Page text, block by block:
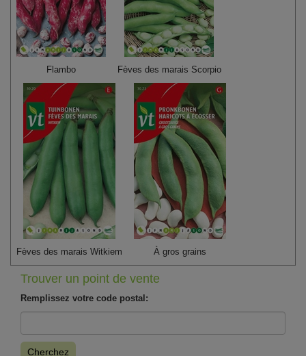
Flambo Fèves des marais Scorpio
Fèves des marais Witkiem À gros grains
Trouver un point de vente
Remplissez votre code postal:
Cherchez